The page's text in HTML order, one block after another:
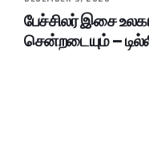
பேச்சிலர் இசை
சென்றடையும் –